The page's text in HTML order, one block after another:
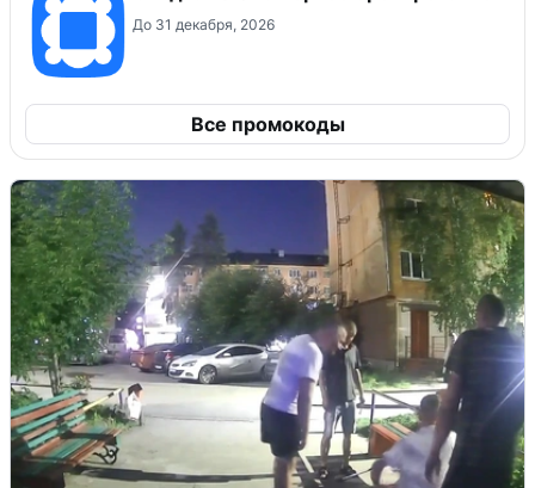
До 31 декабря, 2026
Все промокоды